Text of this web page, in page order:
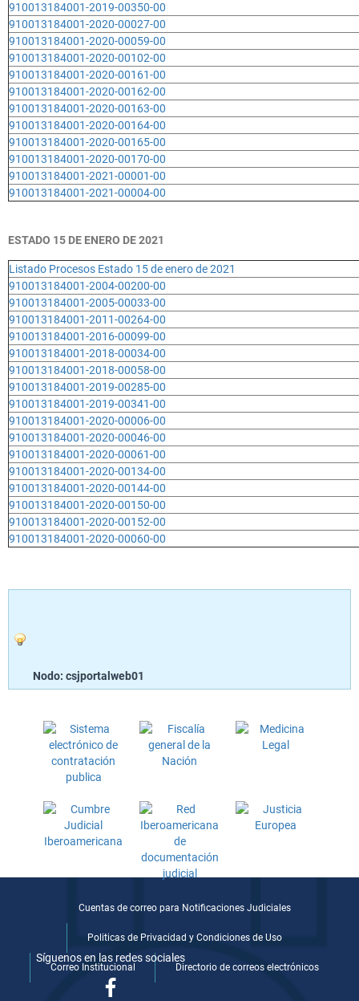
910013184001-2019-00350-00
910013184001-2020-00027-00
910013184001-2020-00059-00
910013184001-2020-00102-00
910013184001-2020-00161-00
910013184001-2020-00162-00
910013184001-2020-00163-00
910013184001-2020-00164-00
910013184001-2020-00165-00
910013184001-2020-00170-00
910013184001-2021-00001-00
910013184001-2021-00004-00
ESTADO 15 DE ENERO DE 2021
Listado Procesos Estado 15 de enero de 2021
910013184001-2004-00200-00
910013184001-2005-00033-00
910013184001-2011-00264-00
910013184001-2016-00099-00
910013184001-2018-00034-00
910013184001-2018-00058-00
910013184001-2019-00285-00
910013184001-2019-00341-00
910013184001-2020-00006-00
910013184001-2020-00046-00
910013184001-2020-00061-00
910013184001-2020-00134-00
910013184001-2020-00144-00
910013184001-2020-00150-00
910013184001-2020-00152-00
910013184001-2020-00060-00
Nodo: csjportalweb01
Cuentas de correo para Notificaciones Judiciales
Politicas de Privacidad y Condiciones de Uso
Correo Institucional Directorio de correos electrónicos
Síguenos en las redes sociales